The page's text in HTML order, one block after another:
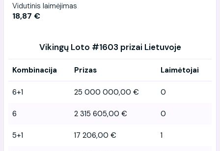
Vidutinis laimėjimas
18,87 €
Vikingų Loto #1603 prizai Lietuvoje
Kombinacija Prizas Laimėtojai
6+1 25 000 000,00 € 0
6 2 315 605,00 € 0
5+1 17 206,00 € 1